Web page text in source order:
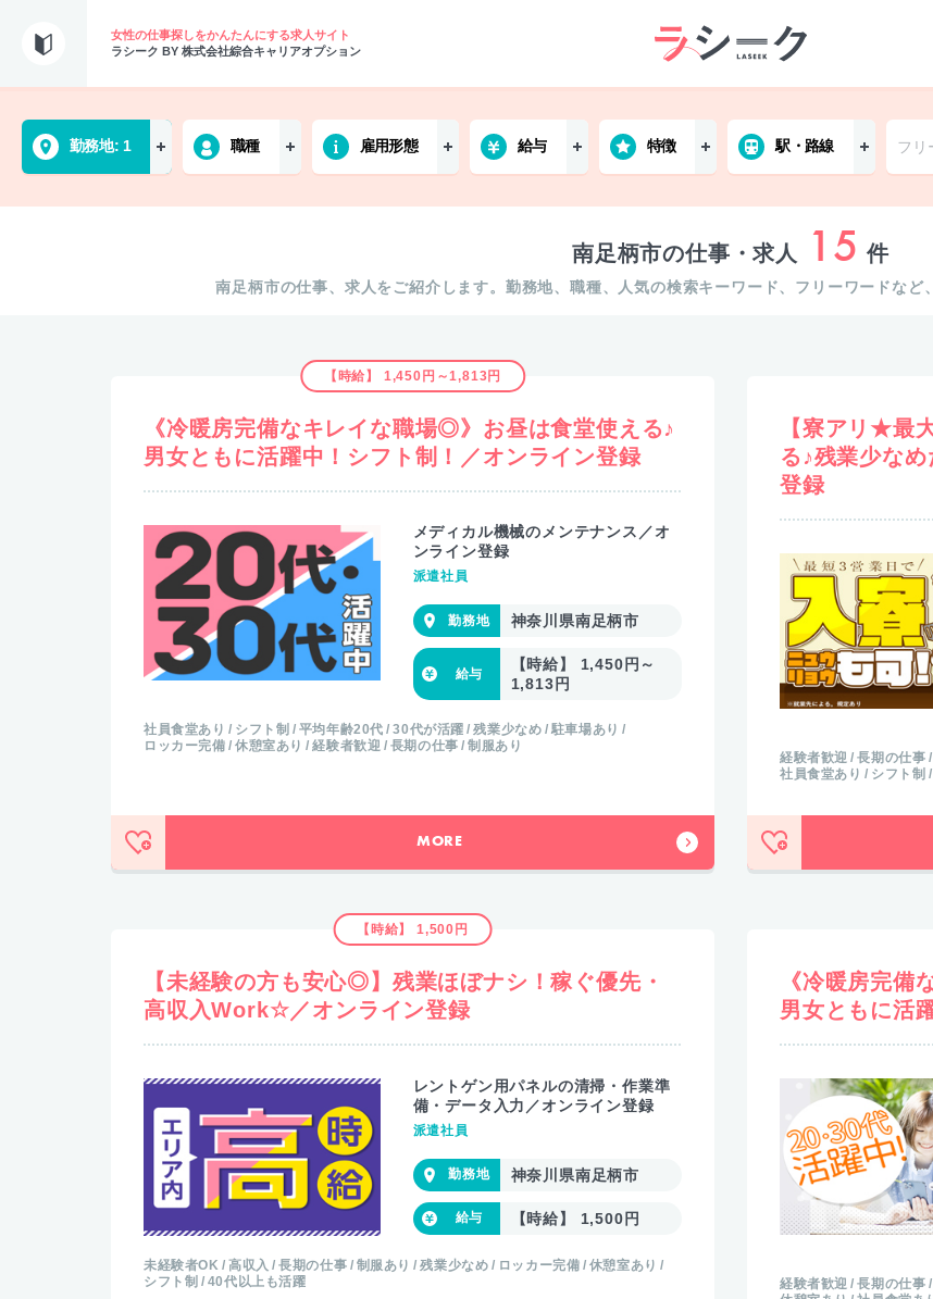
女性の仕事探しをかんたんにする求人サイト
ラシーク BY 株式会社綜合キャリアオプション
勤務地 1 職種 雇用形態 給与 特徴 駅・路線
南足柄市の仕事・求人 15 件
南足柄市の仕事、求人をご紹介します。勤務地、職種、人気の検索キーワード、フリーワードなど
【時給】 1,450円～1,813円
《冷暖房完備なキレイな職場◎》お昼は食堂使える♪
男女ともに活躍中！シフト制！／オンライン登録
メディカル機械のメンテナンス／オ
ンライン登録
派遣社員
神奈川県南足柄市
【時給】 1,450円～
1,813円
社員食堂あり シフト制 平均年齢20代 30代が活躍 残業少なめ
駐車場あり
ロッカー完備
休憩室あり 経験者歓迎 長期の仕事 制服あり
MORE
【寮アリ★最
る♪残業少な
登録
経験者歓迎 長期の仕事
社員食堂あり
シフト制
【時給】 1,500円
【未経験の方も安心◎】残業ほぼナシ！稼ぐ優先・
高収入Work☆／オンライン登録
レントゲン用パネルの清掃・作業準
備・データ入力／オンライン登録
派遣社員
神奈川県南足柄市
【時給】 1,500円
未経験者OK 高収入 長期の仕事 制服あり 残業少なめ ロッカー完備
休憩室あり
シフト制
40代以上も活躍
《冷暖房完備
男女ともに活
経験者歓迎 長期の仕事